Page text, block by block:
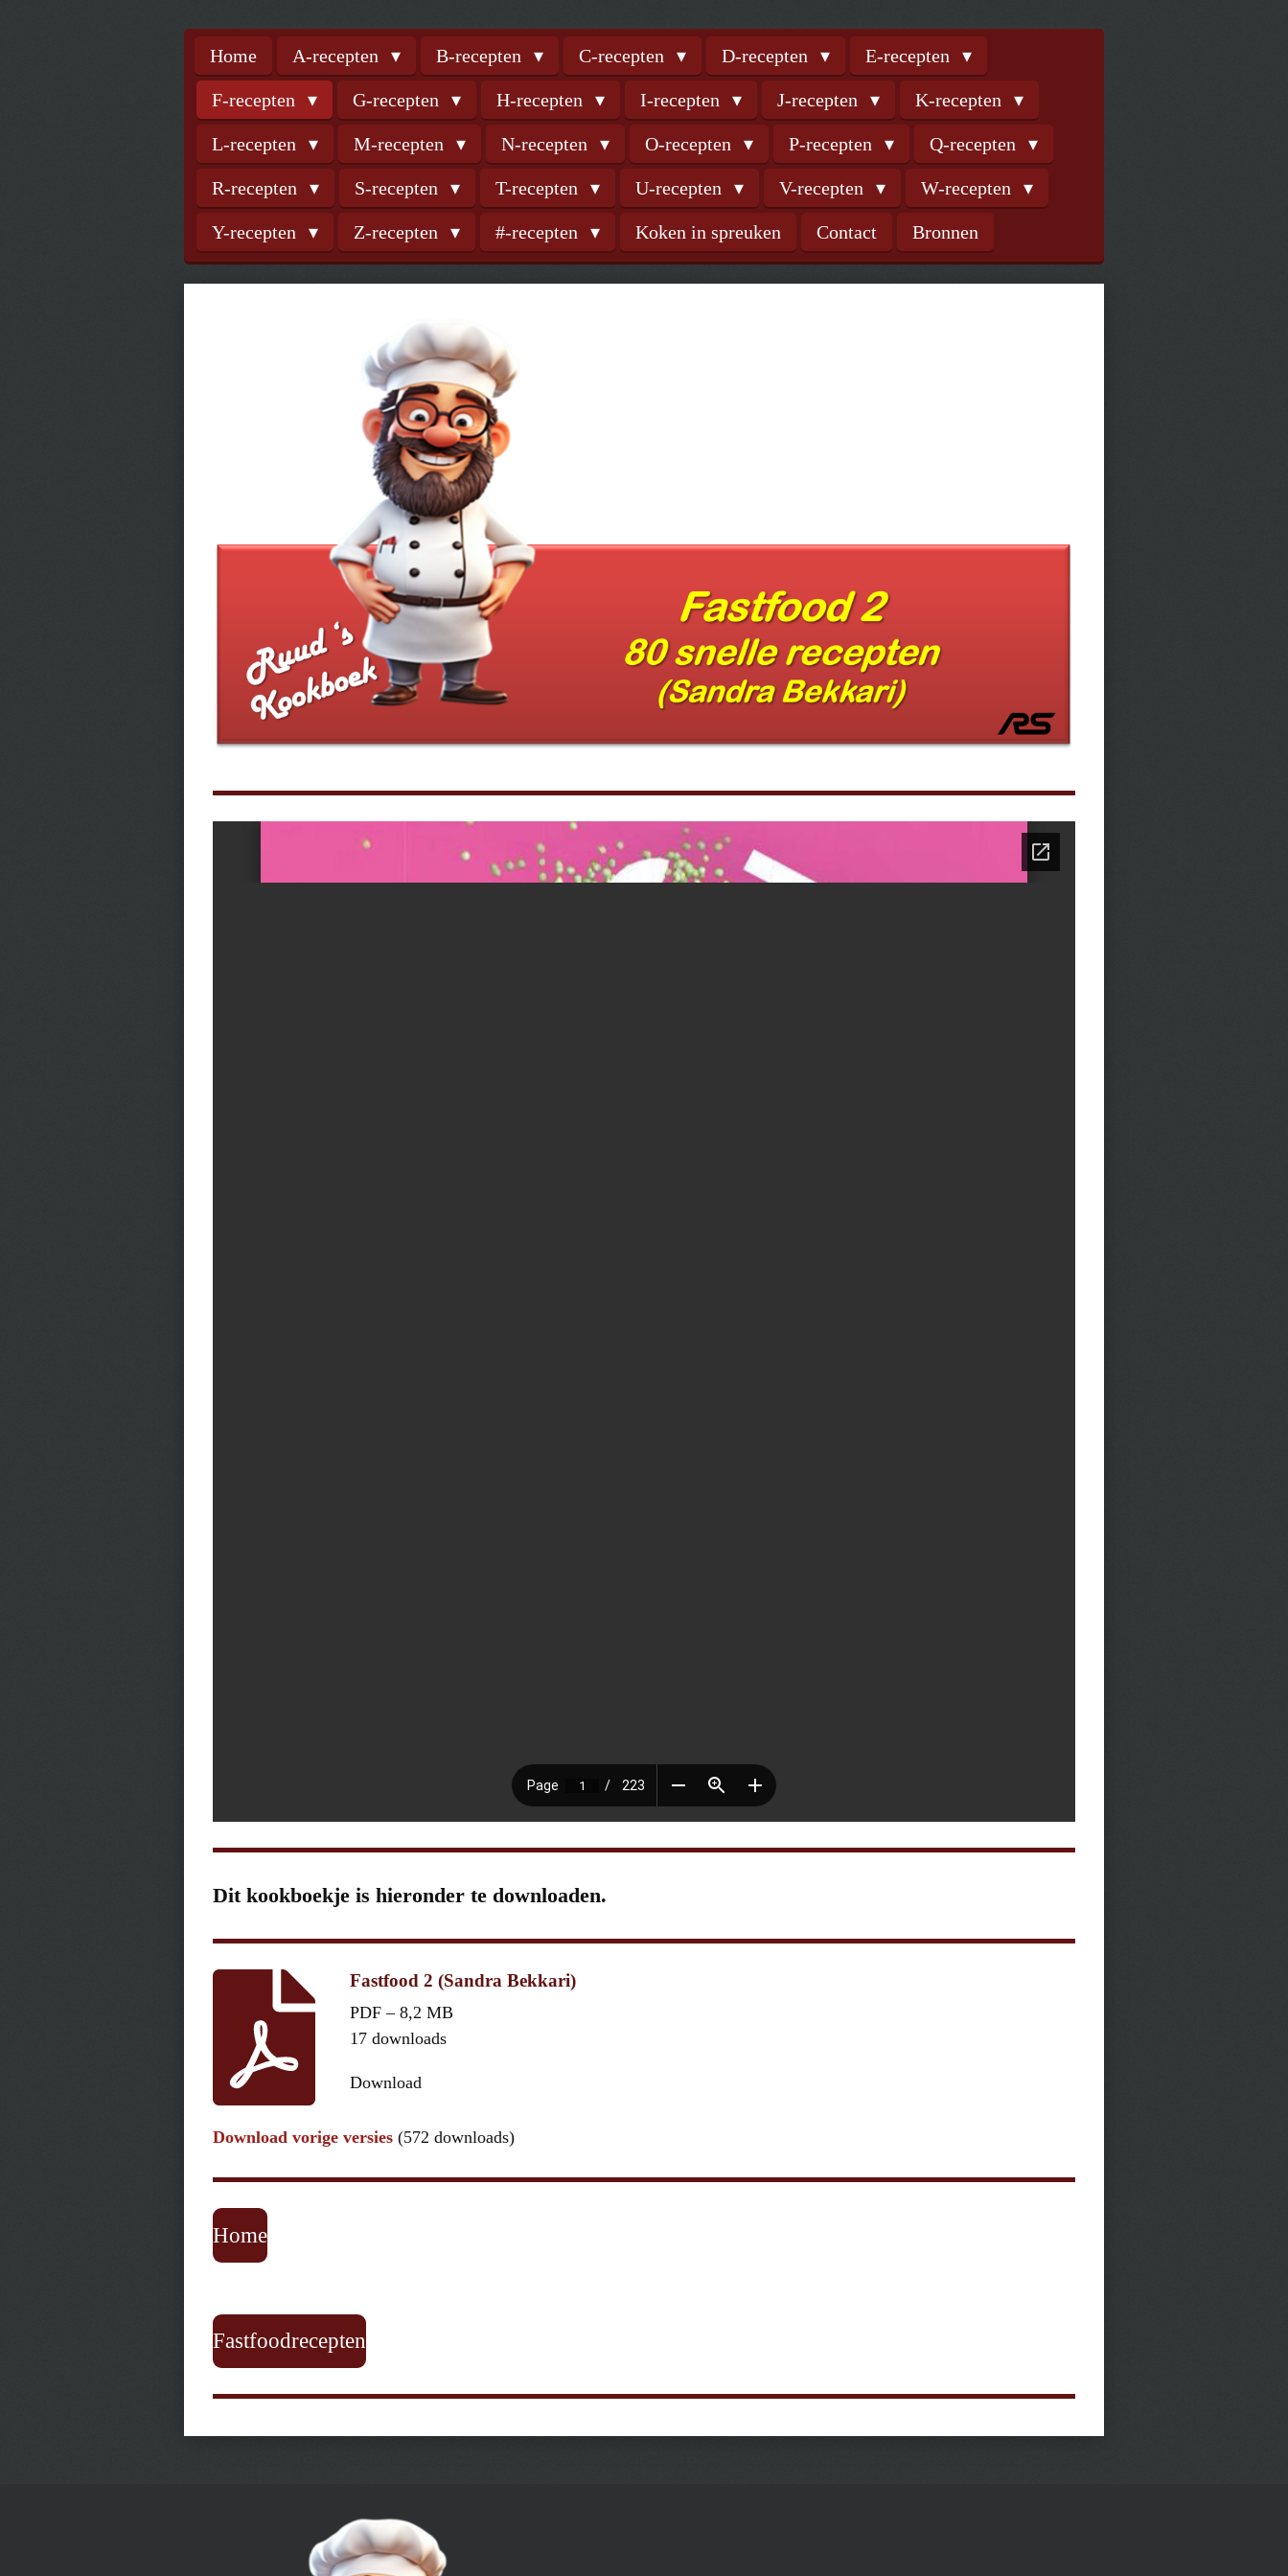
Home A-recepten B-recepten C-recepten D-recepten E-recepten
F-recepten G-recepten H-recepten I-recepten J-recepten K-recepten
L-recepten M-recepten N-recepten O-recepten P-recepten Q-recepten
R-recepten S-recepten T-recepten U-recepten V-recepten W-recepten
Y-recepten Z-recepten #-recepten Koken in spreuken Contact Bronnen
Dit kookboekje is hieronder te downloaden.
Fastfood 2 (Sandra Bekkari)
PDF – 8,2 MB
17 downloads
Download
Download vorige versies (572 downloads)
Home
Fastfoodrecepten